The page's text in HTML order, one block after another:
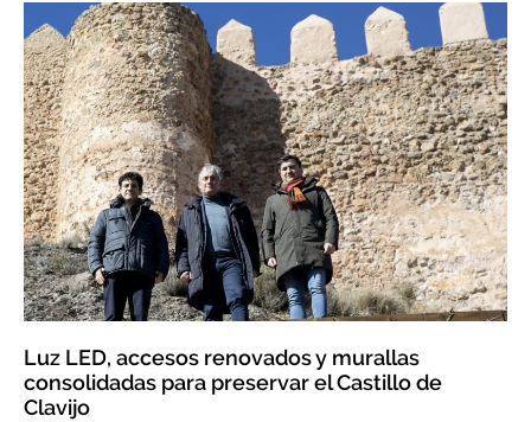
Luz LED, accesos renovados y murallas
consolidadas para preservar el Castillo de
Clavijo